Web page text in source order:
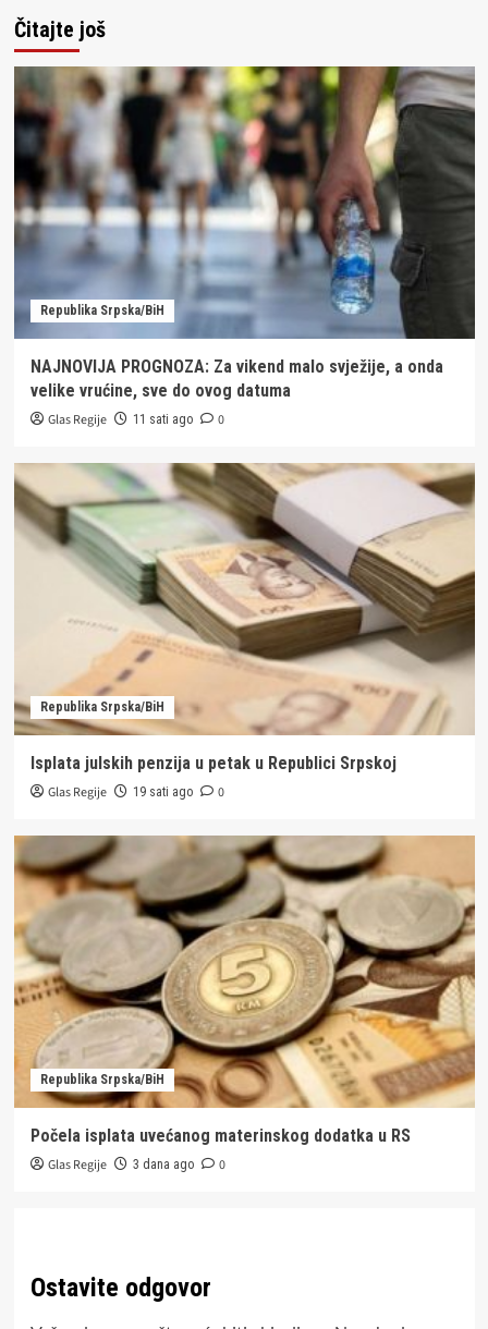
Čitajte još
Republika Srpska/BiH
NAJNOVIJA PROGNOZA: Za vikend malo svježije, a onda
velike vrućine, sve do ovog datuma
Glas Regije 11 sati ago 0
Republika Srpska/BiH
Isplata julskih penzija u petak u Republici Srpskoj
Glas Regije 19 sati ago 0
Republika Srpska/BiH
Počela isplata uvećanog materinskog dodatka u RS
Glas Regije 3 dana ago 0
Ostavite odgovor